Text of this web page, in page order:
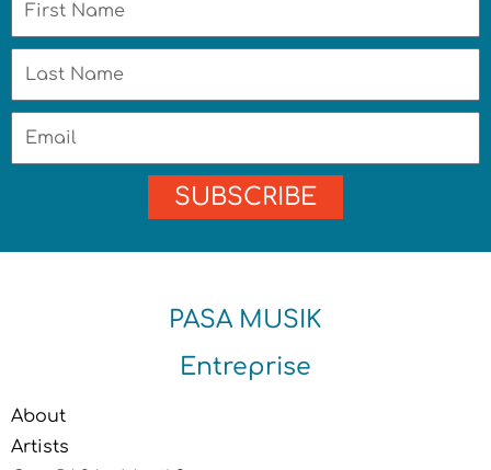
Name
Name
SUBSCRIBE
PASA MUSIK
Entreprise
About
Artists